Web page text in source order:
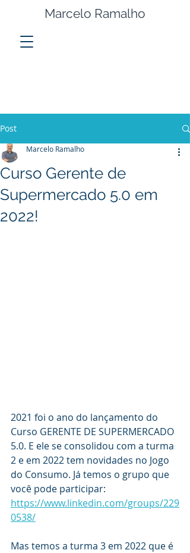
Marcelo Ramalho
Post
Curso Gerente de
Supermercado 5.0 em
2022!
Marcelo Ramalho
2021 foi o ano do lançamento do
Curso GERENTE DE SUPERMERCADO
5.0. E ele se consolidou com a turma
2 e em 2022 tem novidades no Jogo
do Consumo. Já temos o grupo que
você pode participar:
https://www.linkedin.com/groups/229
0538/
Mas temos a turma 3 em 2022 que é